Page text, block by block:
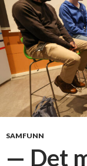
SAMFUNN
— Det